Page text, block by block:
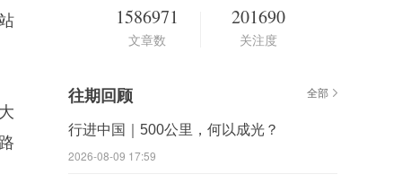
1586971
文章数
201690
关注度
往期回顾 全部
行进中国｜500公里，何以成光？
2026-08-09 17:59